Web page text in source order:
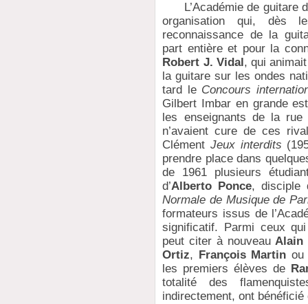
L’Académie de guitare
organisation qui, dès
reconnaissance de la
part entière et pour la
Robert J. Vidal , qui
la guitare sur les ondes
tard le Concours
Gilbert Imbar en grande
les enseignants de la
n’avaient cure de ces
ClémentJeux interdits
prendre place dans
de 1961 plusieurs
d’Alberto Ponce, disciple
Normale de Musique de
formateurs issus de
significatif. Parmi ceux
peut citer à nouveauAlain
Ortiz, François Martin
les premiers élèves de
totalité des
indirectement, ont